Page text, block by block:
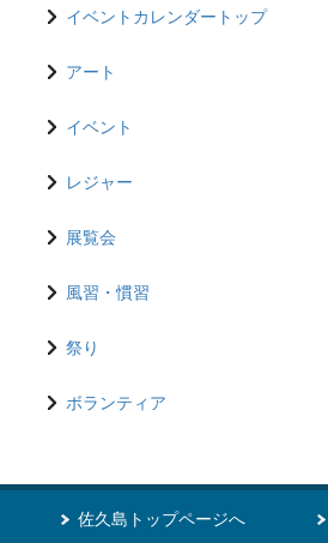
イベントカレンダートップ
アート
イベント
レジャー
展覧会
風習・慣習
祭り
ボランティア
佐久島トップページへ